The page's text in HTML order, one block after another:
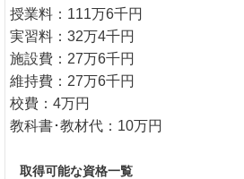
授業料：111万6千円
実習料：32万4千円
施設費：27万6千円
維持費：27万6千円
校費：4万円
教科書･教材代：10万円
取得可能な資格一覧